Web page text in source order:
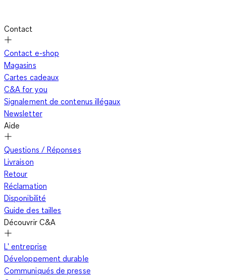
Contact
Contact e-shop
Magasins
Cartes cadeaux
C&A for you
Signalement de contenus illégaux
Newsletter
Aide
Questions / Réponses
Livraison
Retour
Réclamation
Disponibilité
Guide des tailles
Découvrir C&A
L' entreprise
Développement durable
Communiqués de presse